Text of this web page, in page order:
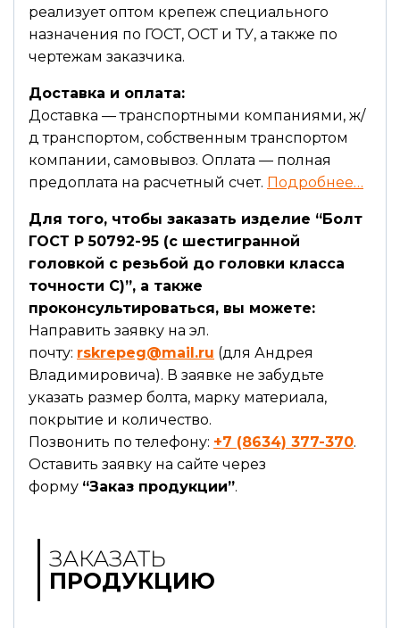
реализует оптом крепеж специального
назначения по ГОСТ, ОСТ и ТУ, а также по
чертежам заказчика.
Доставка и оплата:
Доставка — транспортными компаниями, ж/
д транспортом, собственным транспортом
компании, самовывоз. Оплата — полная
предоплата на расчетный счет. Подробнее…
Для того, чтобы заказать изделие “Болт
ГОСТ Р 50792-95 (с шестигранной
головкой с резьбой до головки класса
точности С)”, а также
проконсультироваться, вы можете:
Направить заявку на эл.
почту: rskrepeg@mail.ru (для Андрея
Владимировича). В заявке не забудьте
указать размер болта, марку материала,
покрытие и количество.
Позвонить по телефону: +7 (8634) 377-370.
Оставить заявку на сайте через
форму “Заказ продукции”.
ЗАКАЗАТЬ
ПРОДУКЦИЮ